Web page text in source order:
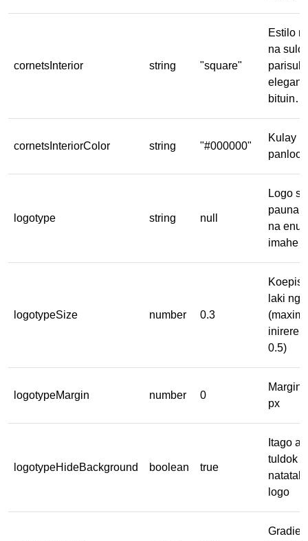
cornetsInterior string "square"
Estilo
na
bituin…
cornetsInteriorColor string "#000000"
Kulay
logotype string null
Logo
na
imahe
logotypeSize number 0.3
laki ng
0.5)
logotypeMargin number 0
Margin
px
logotypeHideBackground boolean true
Itago
tuldok
logo